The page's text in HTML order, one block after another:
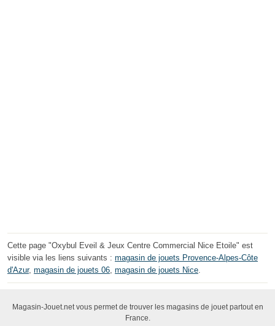
Cette page "Oxybul Eveil & Jeux Centre Commercial Nice Etoile" est
visible via les liens suivants : magasin de jouets Provence-Alpes-Côte
d'Azur, magasin de jouets 06, magasin de jouets Nice.
Magasin-Jouet.net vous permet de trouver les magasins de jouet partout en
France.